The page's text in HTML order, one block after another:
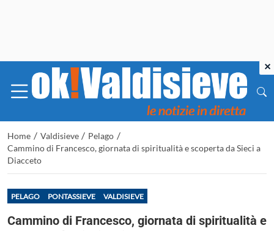
Home / Valdisieve / Pelago /
Cammino di Francesco, giornata di spiritualità e scoperta da Sieci a
Diacceto
PELAGO PONTASSIEVE VALDISIEVE
Cammino di Francesco, giornata di spiritualità e
×